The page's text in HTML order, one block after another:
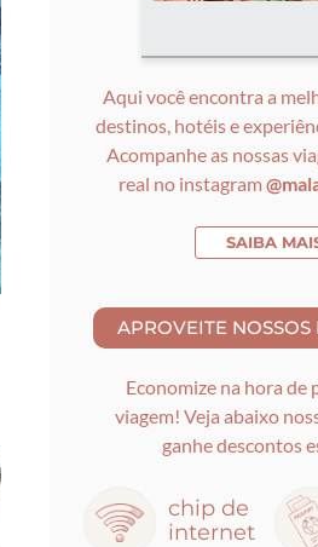
Aqui você encontra a
destinos, hotéis e
Acompanhe as nossas
real no instagram
SAIBA
Economize na hora de
viagem! Veja abaixo
ganhe descontos
chip de
internet